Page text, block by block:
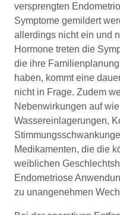
versprengten
Symptome gemildert
allerdings nicht ein und
Hormone treten die
die ihre
haben, kommt eine
nicht in Frage. Zudem
Nebenwirkungen auf
Wassereinlagerungen,
Medikamenten, die die
weiblichen
Endometriose
zu unangenehmen